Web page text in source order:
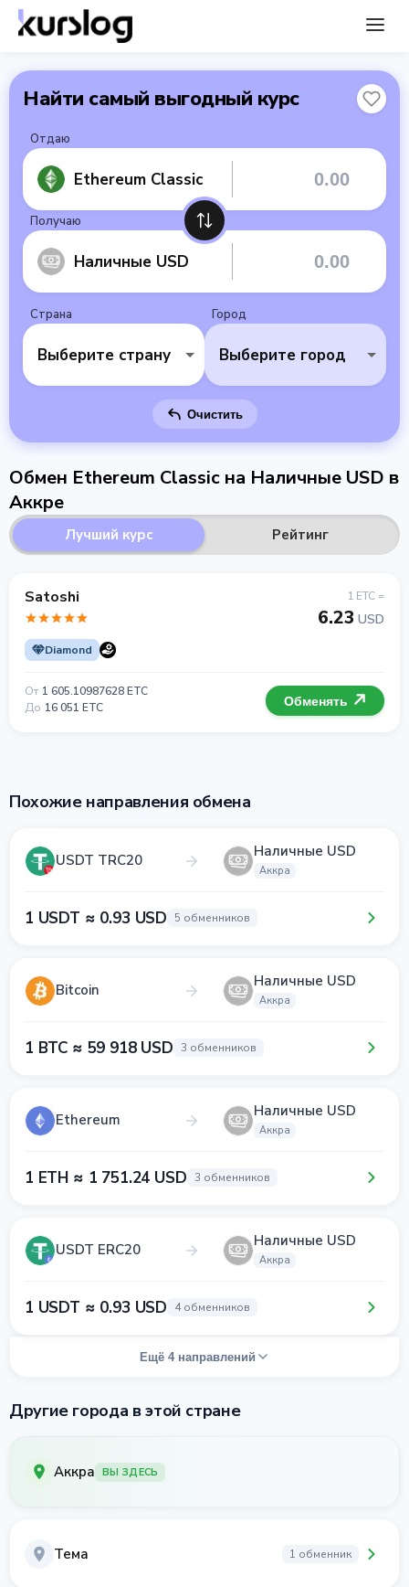
Найти самый выгодный курс
Отдаю
Ethereum Classic
Получаю
Наличные USD
Страна
Выберите страну
Город
Выберите город
Очистить
Обмен Ethereum Classic на Наличные USD в
Аккре
Лучший курс Рейтинг
Satoshi
Diamond
1 ETC =
6.23 USD
От 1 605.10987628 ETC
До 16 051 ETC Обменять
Похожие направления обмена
USDT TRC20 Наличные USD
Аккра
1 USDT ≈ 0.93 USD 5 обменников
Bitcoin Наличные USD
Аккра
1 BTC ≈ 59 918 USD 3 обменников
Ethereum Наличные USD
Аккра
1 ETH ≈ 1 751.24 USD 3 обменников
USDT ERC20 Наличные USD
Аккра
1 USDT ≈ 0.93 USD 4 обменников
Ещё 4 направлений
Другие города в этой стране
Аккра ВЫ ЗДЕСЬ
Тема 1 обменник